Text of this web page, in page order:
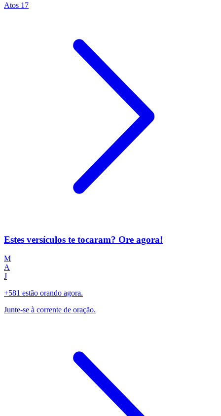
Atos 17
Estes versículos te tocaram? Ore agora!
M
A
J
+581 estão orando agora.
Junte-se à corrente de oração.